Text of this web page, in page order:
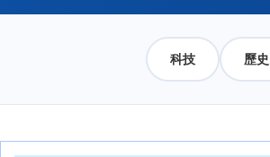
科技 歷史